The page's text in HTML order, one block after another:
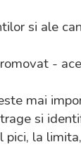
si ale
-
mai
si
la